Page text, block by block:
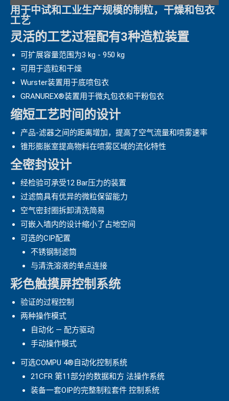
用于中试和工业生产规模的制粒，干燥和包衣
工艺
灵活的工艺过程配有3种造粒装置
可扩展容量范围为3 kg - 950 kg
可用于造粒和干燥
Wurster装置用于底喷包衣
GRANUREX®装置用于微丸包衣和干粉包衣
缩短工艺时间的设计
产品-滤器之间的距离增加，提高了空气流量和喷雾速率
锥形膨胀室提高物料在喷雾区域的流化特性
全密封设计
经检验可承受12 Bar压力的装置
过滤筒具有优异的微粒保留能力
空气密封圈拆卸清洗简易
可嵌入墙内的设计缩小了占地空间
可选的CIP配置
不锈钢制滤筒
与清洗溶液的单点连接
彩色触摸屏控制系统
验证的过程控制
两种操作模式
自动化 — 配方驱动
手动操作模式
可选COMPU 4®自动化控制系统
21CFR 第11部分的数据和方 法操作系统
装备一套OIP的完整制粒套件 控制系统